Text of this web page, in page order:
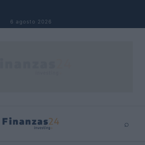
6 agosto 2026
⌕